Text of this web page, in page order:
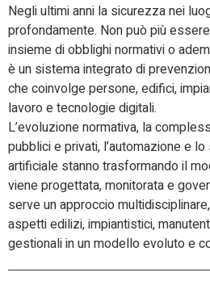
Negli ultimi anni la sicurezza nei
profondamente. Non può più
insieme di obblighi normativi o
è un sistema integrato di
che coinvolge persone, edifici,
lavoro e tecnologie digitali.
L’evoluzione normativa, la
pubblici e privati, l’automazione e
artificiale stanno trasformando il
viene progettata, monitorata e
serve un approccio
aspetti edilizi, impiantistici,
gestionali in un modello evoluto e